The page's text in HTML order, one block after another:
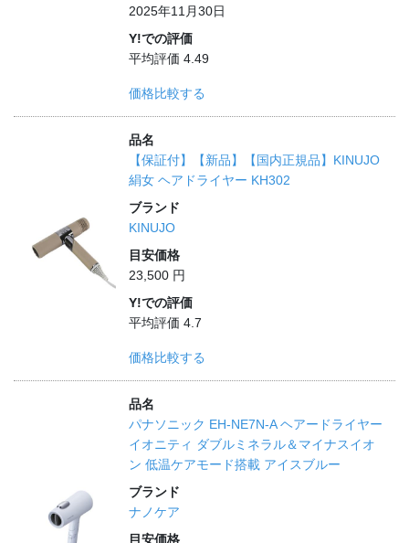
2025年11月30日
Y!での評価
平均評価 4.49
価格比較する
品名
【保証付】【新品】【国内正規品】KINUJO
絹女 ヘアドライヤー KH302
ブランド
KINUJO
目安価格
23,500 円
Y!での評価
平均評価 4.7
価格比較する
品名
パナソニック EH-NE7N-A ヘアードライヤー
イオニティ ダブルミネラル＆マイナスイオ
ン 低温ケアモード搭載 アイスブルー
ブランド
ナノケア
目安価格